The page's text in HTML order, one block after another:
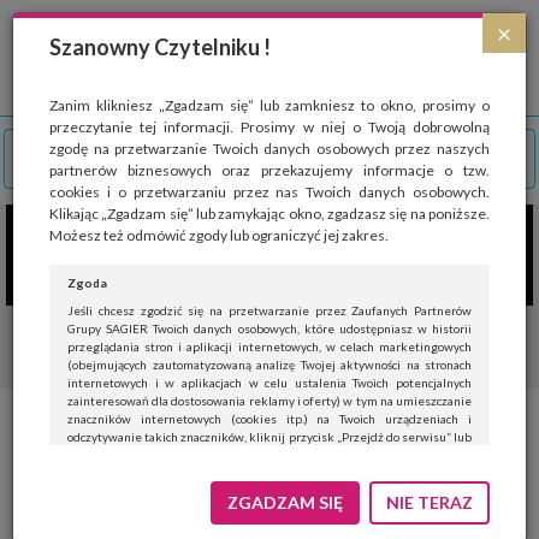
×
Szanowny Czytelniku !
Zanim klikniesz „Zgadzam się” lub zamkniesz to okno, prosimy o
przeczytanie tej informacji. Prosimy w niej o Twoją dobrowolną
zgodę na przetwarzanie Twoich danych osobowych przez naszych
partnerów biznesowych oraz przekazujemy informacje o tzw.
cookies i o przetwarzaniu przez nas Twoich danych osobowych.
Klikając „Zgadzam się” lub zamykając okno, zgadzasz się na poniższe.
Możesz też odmówić zgody lub ograniczyć jej zakres.
Zgoda
Jeśli chcesz zgodzić się na przetwarzanie przez Zaufanych Partnerów
Grupy SAGIER Twoich danych osobowych, które udostępniasz w historii
przeglądania stron i aplikacji internetowych, w celach marketingowych
(obejmujących zautomatyzowaną analizę Twojej aktywności na stronach
internetowych i w aplikacjach w celu ustalenia Twoich potencjalnych
zainteresowań dla dostosowania reklamy i oferty) w tym na umieszczanie
znaczników internetowych (cookies itp.) na Twoich urządzeniach i
odczytywanie takich znaczników, kliknij przycisk „Przejdź do serwisu” lub
Jeśli nie chcesz wyrazić zgody, kliknij „Nie teraz”.
Wyrażenie zgody jest dobrowolne. Możesz edytować zakres zgody, w tym
ZGADZAM SIĘ NIE TERAZ
Strona wykorzystuje pliki cookies, które służą głównie do celów statystycznych.
Wyrażając zgodę na używanie 'cookies', zezwalasz na zapisanie ich w pamięci
przeglądarki. Przejdź do
polityki cookies
Świat mody męskiej od
podszewki. Cafardini i Lancerto